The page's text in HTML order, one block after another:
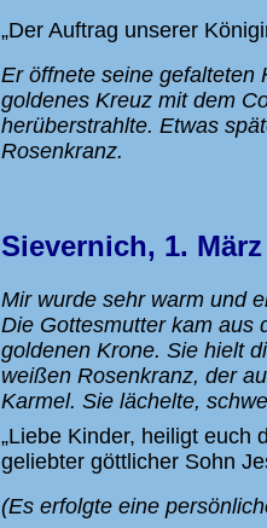
„Der Auftrag unserer
Er öffnete seine gefalteten
goldenes Kreuz mit dem
herüberstrahlte. Etwas
Rosenkranz.
Sievernich, 1. März
Mir wurde sehr warm und
Die Gottesmutter kam aus
goldenen Krone. Sie hielt
weißen Rosenkranz, der
Karmel. Sie lächelte,
„Liebe Kinder, heiligt euch
geliebter göttlicher Sohn
(Es erfolgte eine